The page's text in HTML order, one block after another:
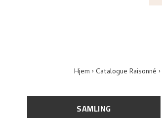
Hjem Catalogue Raisonné
SAMLING